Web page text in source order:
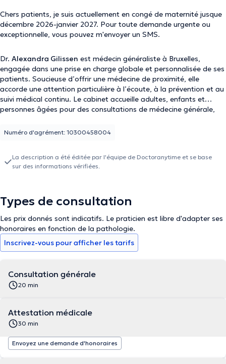
Chers patients, je suis actuellement en congé de maternité jusque
décembre 2026-janvier 2027. Pour toute demande urgente ou
exceptionnelle, vous pouvez m'envoyer un SMS.
Dr. Alexandra Gilissen est médecin généraliste à Bruxelles,
engagée dans une prise en charge globale et personnalisée de ses
patients. Soucieuse d’offrir une médecine de proximité, elle
accorde une attention particulière à l’écoute, à la prévention et au
suivi médical continu. Le cabinet accueille adultes, enfants et
personnes âgées pour des consultations de médecine générale,
Numéro d'agrément: 10300458004
La description a été éditée par l'équipe de Doctoranytime et se base
sur des informations vérifiées.
Types de consultation
Les prix donnés sont indicatifs. Le praticien est libre d'adapter ses
honoraires en fonction de la pathologie.
Inscrivez-vous pour afficher les tarifs
Consultation générale
20 min
Attestation médicale
30 min
Envoyez une demande d'honoraires